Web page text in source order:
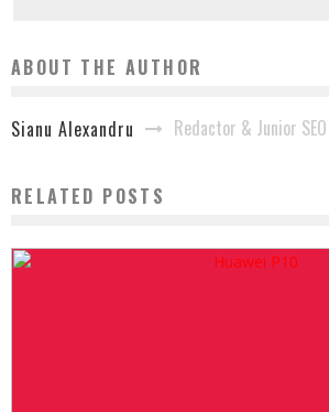
ABOUT THE AUTHOR
Sianu Alexandru Redactor & Junior SEO
RELATED POSTS